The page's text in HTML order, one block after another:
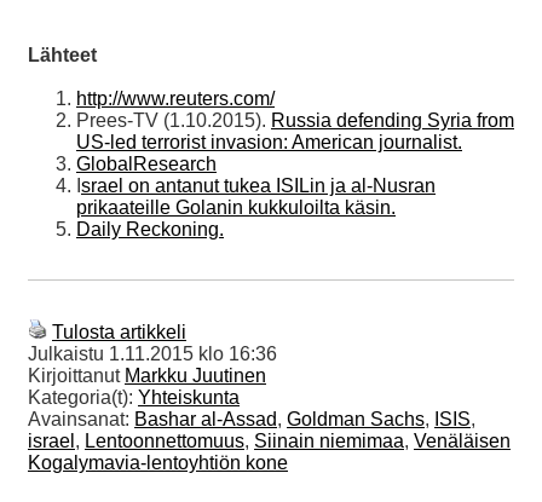
Lähteet
http://www.reuters.com/
Prees-TV (1.10.2015). Russia defending Syria from
US-led terrorist invasion: American journalist.
GlobalResearch
srael on antanut tukea ISILin ja al-Nusran
prikaateille Golanin kukkuloilta käsin.
Daily Reckoning.
Tulosta artikkeli
Julkaistu 1.11.2015 klo 16:36
Kirjoittanut Markku Juutinen
Kategoria(t): Yhteiskunta
Avainsanat: Bashar al-Assad, Goldman Sachs, ISIS,
israel , Lentoonnettomuus, Siinain niemimaa, Venäläisen
Kogalymavia-lentoyhtiön kone